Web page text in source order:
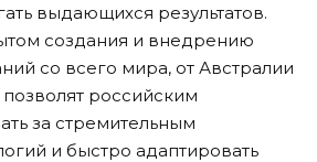
выдающихся результатов.
создания и внедрению
со всего мира, от Австралии
российским
за стремительным
и быстро адаптировать